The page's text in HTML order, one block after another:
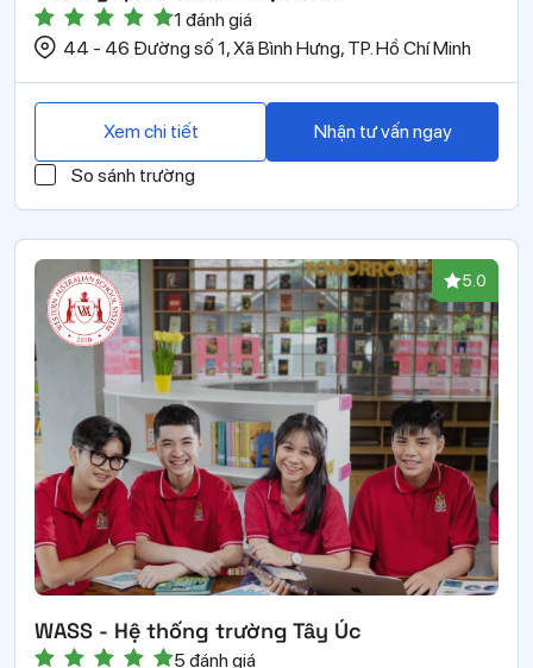
1 đánh giá
44 - 46 Đường số 1, Xã Bình Hưng, TP. Hồ Chí Minh
So sánh trường
Xem chi tiết Nhận tư vấn ngay
WASS - Hệ thống trường Tây Úc
5 đánh giá
5.0